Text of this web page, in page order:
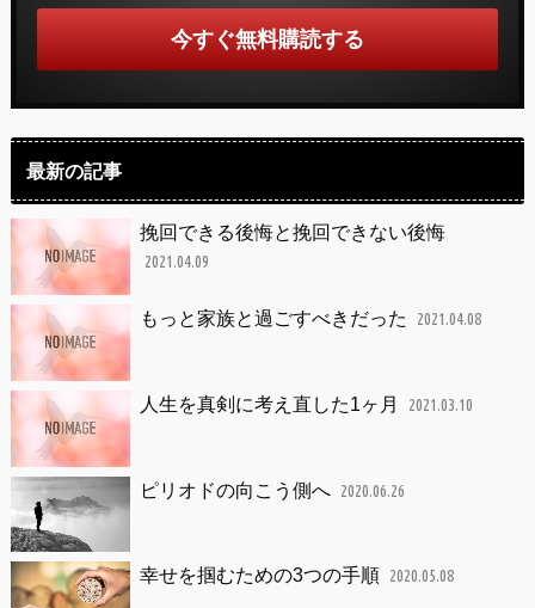
最新の記事
挽回できる後悔と挽回できない後悔
2021.04.09
もっと家族と過ごすべきだった 2021.04.08
人生を真剣に考え直した1ヶ月 2021.03.10
ピリオドの向こう側へ 2020.06.26
幸せを掴むための3つの手順 2020.05.08